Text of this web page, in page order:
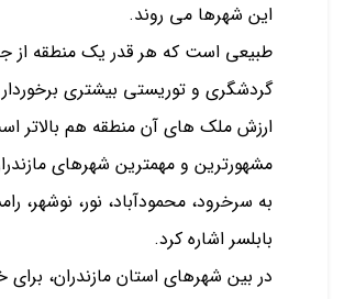
این شهرها می روند.
طبیعی است که هر قدر یک منطقه از
گردشگری و توریستی بیشتری برخوردار
ارزش ملک های آن منطقه هم بالاتر
مشهورترین و مهمترین شهرهای
به سرخرود، محمودآباد، نور، نوشهر،
بابلسر اشاره کرد.
در بین شهرهای استان مازندران، برای